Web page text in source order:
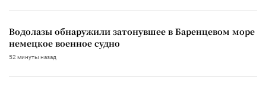
Водолазы обнаружили затонувшее в Баренцевом море
немецкое военное судно
52 минуты назад